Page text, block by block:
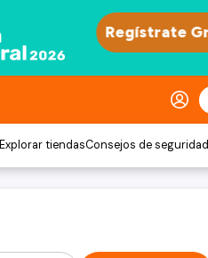
Explorar tiendasConsejos de seguridad